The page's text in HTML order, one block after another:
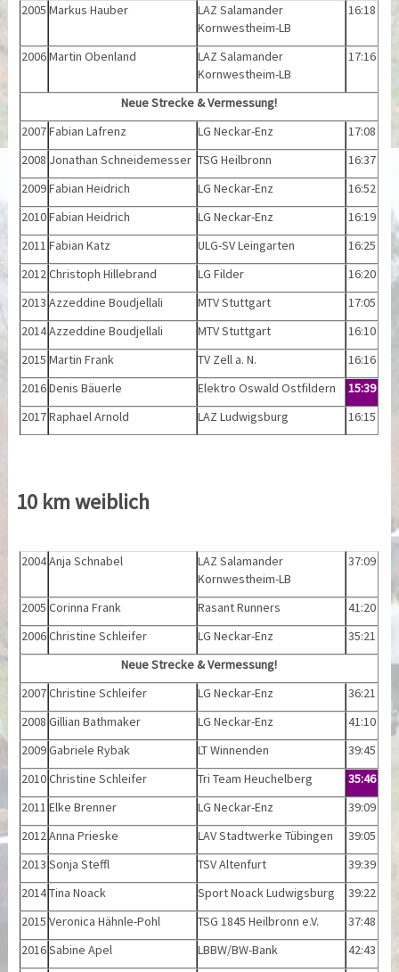
2005 Markus Hauber
LAZ Salamander
Kornwestheim-LB
16:18
2006Martin Obenland
LAZ Salamander
Kornwestheim-LB
17:16
Neue Strecke & Vermessung!
2007Fabian Lafrenz LG Neckar-Enz
17:08
2008 Jonathan Schneidemesser TSG Heilbronn
16:37
2009Fabian Heidrich LG Neckar-Enz
16:52
2010Fabian Heidrich LG Neckar-Enz
16:19
2011 Fabian Katz ULG-SV Leingarten
16:25
2012Christoph Hillebrand LG Filder
16:20
2013 Azzeddine Boudjellali MTV Stuttgart
17:05
2014Azzeddine Boudjellali MTV Stuttgart
16:10
2015 Martin Frank TV Zell a. N.
16:16
2016Denis Bäuerle Elektro Oswald Ostfildern
15:39
2017Raphael Arnold LAZ Ludwigsburg 16:15
10 km weiblich
2004Anja Schnabel
LAZ Salamander
Kornwestheim-LB
37:09
2005 Corinna Frank Rasant Runners
41:20
2006Christine Schleifer LG Neckar-Enz
35:21
Neue Strecke & Vermessung!
2007Christine Schleifer LG Neckar-Enz
36:21
2008 Gillian Bathmaker LG Neckar-Enz
41:10
2009Gabriele Rybak LT Winnenden
39:45
2010Christine Schleifer Tri Team Heuchelberg
35:46
2011 Elke Brenner LG Neckar-Enz
39:09
2012Anna Prieske LAV Stadtwerke Tübingen
39:05
2013 Sonja Steffl TSV Altenfurt
39:39
2014Tina Noack Sport Noack Ludwigsburg
39:22
2015 Veronica Hähnle-Pohl TSG 1845 Heilbronn e.V.
37:48
2016Sabine Apel LBBW/BW-Bank
42:43